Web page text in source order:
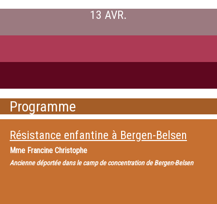
13 AVR.
Programme
Résistance enfantine à Bergen-Belsen
Mme Francine Christophe
Ancienne déportée dans le camp de concentration de Bergen-Belsen